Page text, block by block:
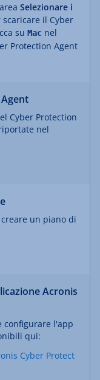
Selezionare i
scaricare il Cyber
su Mac nel
Protection Agent
Cyber Protection
nel
un piano di
Acronis
configurare l'app
qui:
Cyber Protect